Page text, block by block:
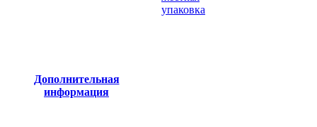
Дополнительная
информация
упаковка